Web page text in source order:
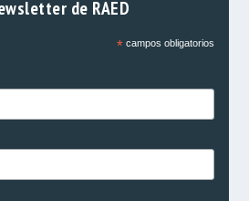
de RAED
*campos obligatorios